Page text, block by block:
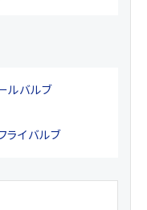
ルバルブ
ライバルブ